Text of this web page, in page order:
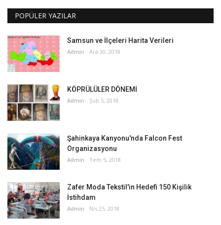
POPÜLER YAZILAR
Samsun ve İlçeleri Harita Verileri
Admin Ara 30, 2018
KÖPRÜLÜLER DÖNEMİ
Admin Şub 5, 2018
Şahinkaya Kanyonu'nda Falcon Fest
Organizasyonu
Admin Tem 5, 2018
Zafer Moda Tekstil'in Hedefi 150 Kişilik
İstihdam
Admin Nis 25, 2018